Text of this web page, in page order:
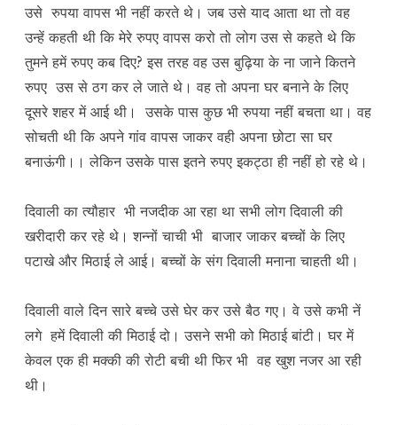
उसे रुपया वापस भी नहीं करते थे। जब उसे याद आता था तो वह
उन्हें कहती थी कि मेरे रुपए वापस करो तो लोग उस से कहते थे कि
तुमने हमें रुपए कब दिए? इस तरह वह उस बुढ़िया के ना जाने कितने
रुपए उस से ठग कर ले जाते थे। वह तो अपना घर बनाने के लिए
दूसरे शहर में आई थी। उसके पास कुछ भी रुपया नहीं बचता था। वह
सोचती थी कि अपने गांव वापस जाकर वही अपना छोटा सा घर
बनाऊंगी।। लेकिन उसके पास इतने रुपए इकट्ठा ही नहीं हो रहे थे।
दिवाली का त्यौहार भी नजदीक आ रहा था सभी लोग दिवाली की
खरीदारी कर रहे थे। शन्नों चाची भी बाजार जाकर बच्चों के लिए
पटाखे और मिठाई ले आई। बच्चों के संग दिवाली मनाना चाहती थी।
दिवाली वाले दिन सारे बच्चे उसे घेर कर उसे बैठ गए। वे उसे कभी नें
लगे हमें दिवाली की मिठाई दो। उसने सभी को मिठाई बांटी। घर में
केवल एक ही मक्की की रोटी बची थी फिर भी वह खुश नजर आ रही
थी।